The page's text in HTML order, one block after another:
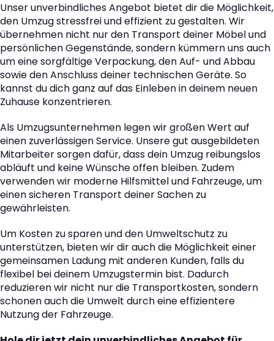
Unser unverbindliches Angebot bietet dir die Möglichkeit,
den Umzug stressfrei und effizient zu gestalten. Wir
übernehmen nicht nur den Transport deiner Möbel und
persönlichen Gegenstände, sondern kümmern uns auch
um eine sorgfältige Verpackung, den Auf- und Abbau
sowie den Anschluss deiner technischen Geräte. So
kannst du dich ganz auf das Einleben in deinem neuen
Zuhause konzentrieren.
Als Umzugsunternehmen legen wir großen Wert auf
einen zuverlässigen Service. Unsere gut ausgebildeten
Mitarbeiter sorgen dafür, dass dein Umzug reibungslos
abläuft und keine Wünsche offen bleiben. Zudem
verwenden wir moderne Hilfsmittel und Fahrzeuge, um
einen sicheren Transport deiner Sachen zu
gewährleisten.
Um Kosten zu sparen und den Umweltschutz zu
unterstützen, bieten wir dir auch die Möglichkeit einer
gemeinsamen Ladung mit anderen Kunden, falls du
flexibel bei deinem Umzugstermin bist. Dadurch
reduzieren wir nicht nur die Transportkosten, sondern
schonen auch die Umwelt durch eine effizientere
Nutzung der Fahrzeuge.